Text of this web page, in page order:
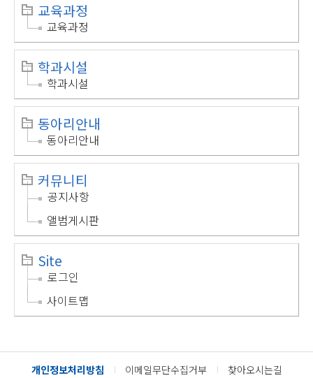
교육과정
교육과정
학과시설
학과시설
동아리안내
동아리안내
커뮤니티
공지사항
앨범게시판
Site
로그인
사이트맵
개인정보처리방침 이메일무단수집거부 찾아오시는길